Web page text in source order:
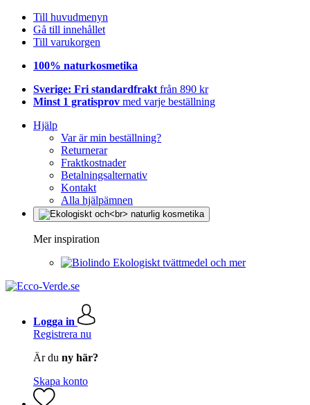
Till huvudmenyn
Gå till innehållet
Till varukorgen
100% naturkosmetika
Sverige: Fri standardfrakt från 890 kr
Minst 1 gratisprov med varje beställning
Hjälp
Var är min beställning?
Returnerar
Fraktkostnader
Betalningsalternativ
Kontakt
Alla hjälpämnen
Mer inspiration
Ekologiskt tvättmedel och mer
Logga in
Registrera nu
Är du ny här?
Skapa konto